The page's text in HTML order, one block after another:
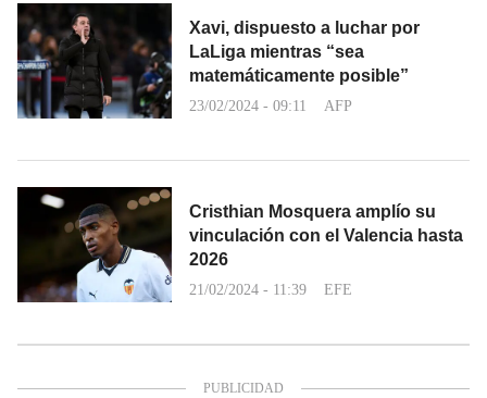
Xavi, dispuesto a luchar por
LaLiga mientras “sea
matemáticamente posible”
23/02/2024 - 09:11 AFP
Cristhian Mosquera amplío su
vinculación con el Valencia hasta
2026
21/02/2024 - 11:39 EFE